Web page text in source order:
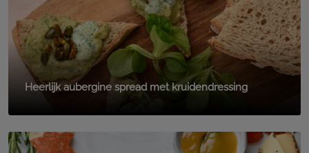
Heerlijk aubergine spread met kruidendressing